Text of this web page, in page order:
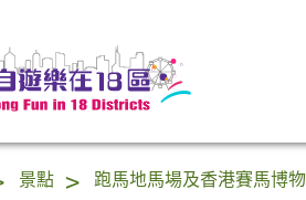
及香港賽
景點 跑馬地馬場及香港賽馬博